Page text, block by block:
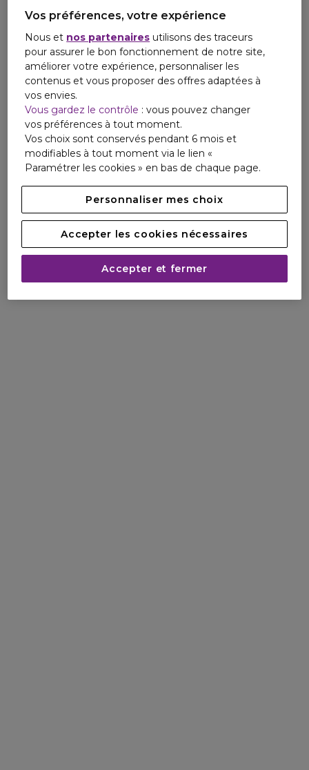
conçu à partir d'une note B, même si l'objectif est à terme
d'atteindre A.
L'impact environnemental et sociétal de ce produit est :
Emballage comportant au moins 15% de matières
recyclées
Emballage non recyclable
Formule biodégradable**
**Selon le test OCDE 301B
Fabriqué dans une usine certifiée pour l'environnement***
Plante issue de l'agriculture biologique
***Selon la norme ISO 14001 ou ECOVADIS
Vos préférences, votre expérience
Nous et nos partenaires utilisons des traceurs
pour assurer le bon fonctionnement de notre site,
améliorer votre expérience, personnaliser les
contenus et vous proposer des offres adaptées à
vos envies.
Vous gardez le contrôle : vous pouvez changer
vos préférences à tout moment.
Vos choix sont conservés pendant 6 mois et
modifiables à tout moment via le lien «
Paramétrer les cookies » en bas de chaque page.
Personnaliser mes choix
Accepter les cookies nécessaires
Accepter et fermer